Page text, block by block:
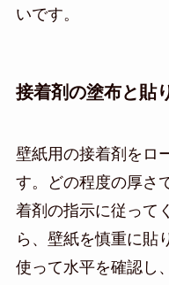
いです。
接着剤の塗布と貼
壁紙用の接着剤をロ
す。どの程度の厚さ
着剤の指示に従って
ら、壁紙を慎重に貼
使って水平を確認し